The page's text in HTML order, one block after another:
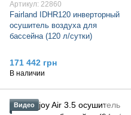
Артикул: 22860
Fairland IDHR120 инверторный
осушитель воздуха для
бассейна (120 л/сутки)
171 442 грн
В наличии
Видео